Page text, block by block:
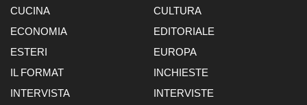
CUCINA
CULTURA
ECONOMIA
EDITORIALE
ESTERI
EUROPA
IL FORMAT
INCHIESTE
INTERVISTA
INTERVISTE